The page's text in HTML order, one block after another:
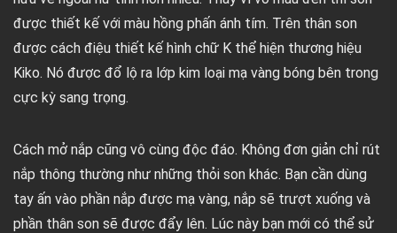
được thiết kế với màu hồng phấn ánh tím. Trên thân son
được cách điệu thiết kế hình chữ K thể hiện thương hiệu
Kiko. Nó được đổ lộ ra lớp kim loại mạ vàng bóng bên trong
cực kỳ sang trọng.
Cách mở nắp cũng vô cùng độc đáo. Không đơn giản chỉ rút
nắp thông thường như những thỏi son khác. Bạn cần dùng
tay ấn vào phần nắp được mạ vàng, nắp sẽ trượt xuống và
phần thân son sẽ được đẩy lên. Lúc này bạn mới có thể sử